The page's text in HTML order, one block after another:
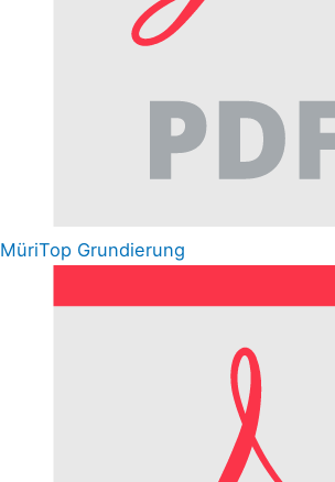
MüriTop Grundierung